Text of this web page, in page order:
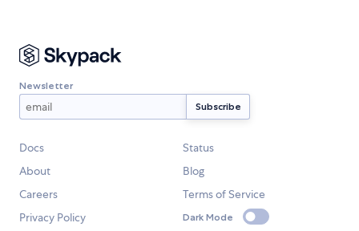
Newsletter
Docs
Status
About
Blog
Careers
Terms of Service
Privacy Policy
Dark Mode